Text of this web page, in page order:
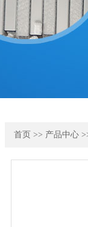
首页 >> 产品中心